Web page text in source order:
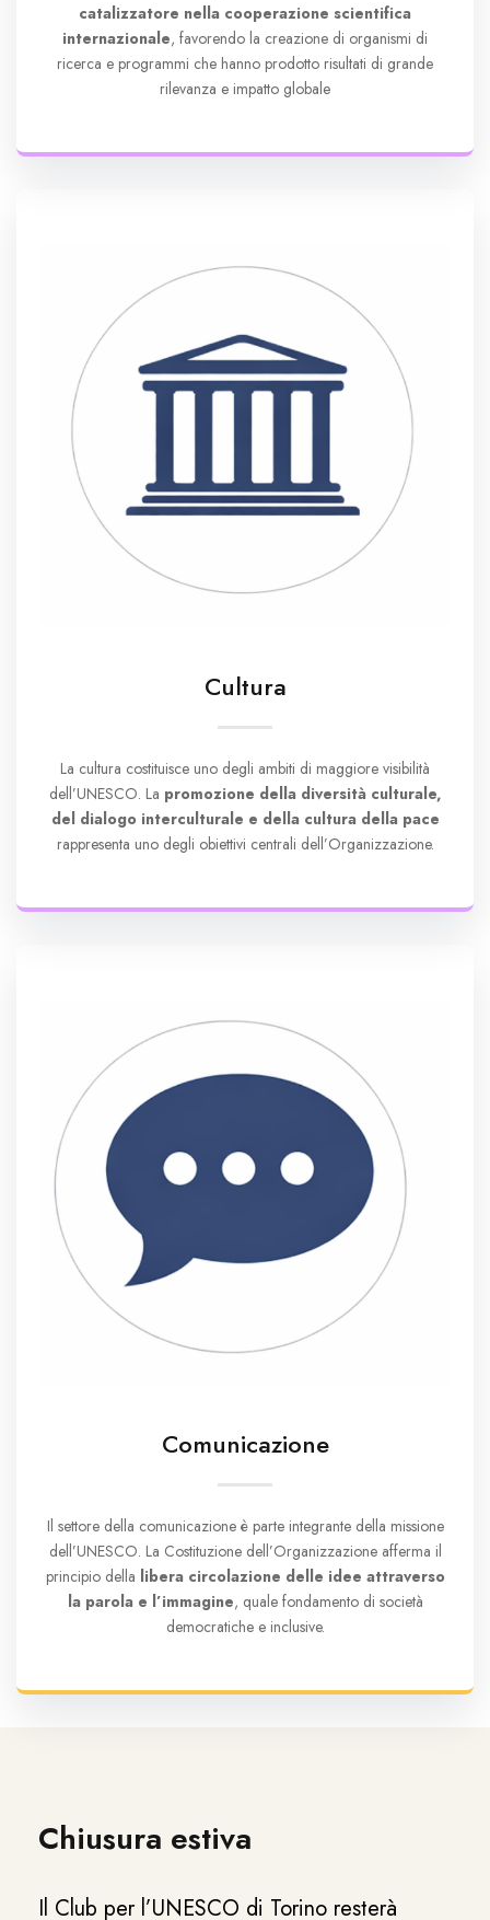
catalizzatore nella cooperazione scientifica
internazionale, favorendo la creazione di organismi di
ricerca e programmi che hanno prodotto risultati di grande
rilevanza e impatto globale
Cultura
La cultura costituisce uno degli ambiti di maggiore visibilità
dell’UNESCO. La promozione della diversità culturale,
del dialogo interculturale e della cultura della pace
rappresenta uno degli obiettivi centrali dell’Organizzazione.
Comunicazione
Il settore della comunicazione è parte integrante della missione
dell’UNESCO. La Costituzione dell’Organizzazione afferma il
principio della libera circolazione delle idee attraverso
la parola e l’immagine, quale fondamento di società
democratiche e inclusive.
Chiusura estiva
Il Club per l’UNESCO di Torino resterà